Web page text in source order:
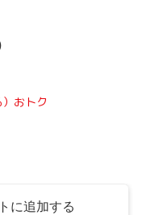
おトク
に追加する